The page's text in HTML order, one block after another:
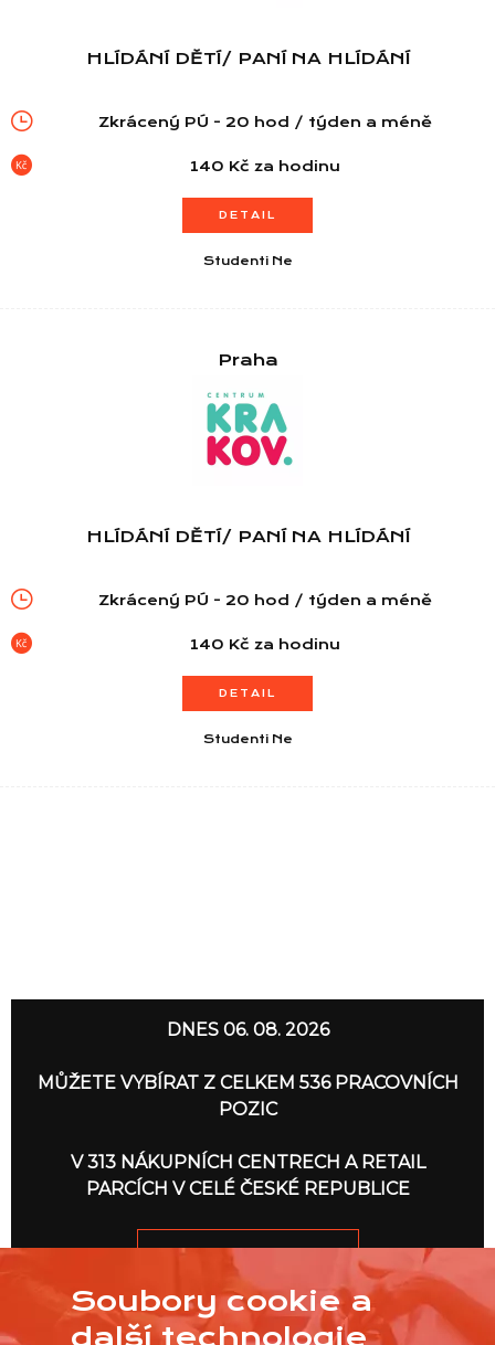
HLÍDÁNÍ DĚTÍ/ PANÍ NA HLÍDÁNÍ
Zkrácený PÚ - 20 hod / týden a méně
140 Kč za hodinu
DETAIL
Studenti Ne
Praha
HLÍDÁNÍ DĚTÍ/ PANÍ NA HLÍDÁNÍ
Zkrácený PÚ - 20 hod / týden a méně
140 Kč za hodinu
DETAIL
Studenti Ne
DNES 06. 08. 2026
MŮŽETE VYBÍRAT Z CELKEM 536 PRACOVNÍCH
POZIC
V 313 NÁKUPNÍCH CENTRECH A RETAIL
PARCÍCH V CELÉ ČESKÉ REPUBLICE
JDEME NA TO
Soubory cookie a
další technologie